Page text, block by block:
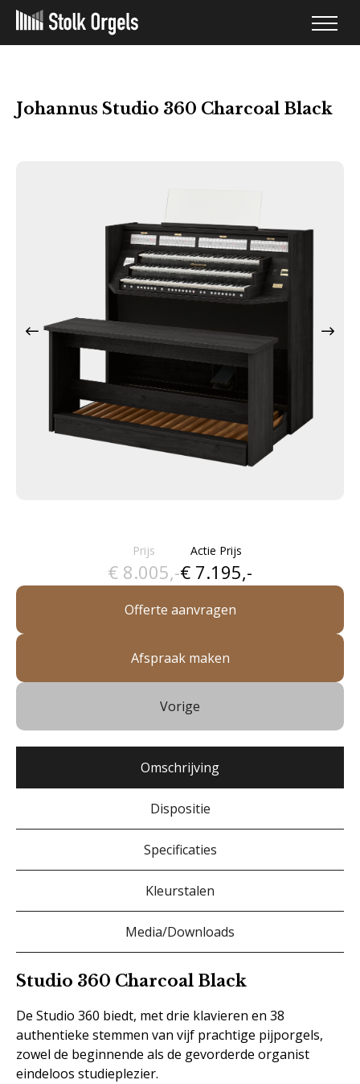
Johannus Studio 360 Charcoal Black
Prijs
€ 8.005,-
Actie Prijs
€ 7.195,-
Offerte aanvragen
Afspraak maken
Vorige
Omschrijving
Dispositie
Specificaties
Kleurstalen
Media/Downloads
Studio 360 Charcoal Black
De Studio 360 biedt, met drie klavieren en 38
authentieke stemmen van vijf prachtige pijporgels,
zowel de beginnende als de gevorderde organist
eindeloos studieplezier.